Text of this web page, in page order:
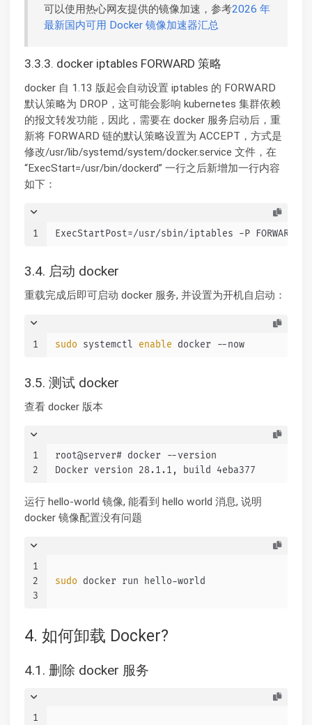
可以使用热心网友提供的镜像加速，参考2026 年
最新国内可用 Docker 镜像加速器汇总
3.3.3. docker iptables FORWARD 策略
docker 自 1.13 版起会自动设置 iptables 的 FORWARD
默认策略为 DROP，这可能会影响 kubernetes 集群依赖
的报文转发功能，因此，需要在 docker 服务启动后，重
新将 FORWARD 链的默认策略设置为 ACCEPT，方式是
修改/usr/lib/systemd/system/docker.service 文件，在
“ExecStart=/usr/bin/dockerd” 一行之后新增加一行内容
如下：
1 ExecStartPost=/usr/sbin/iptables -P FORWARD
3.4. 启动 docker
重载完成后即可启动 docker 服务, 并设置为开机自启动：
1 sudo systemctl enable docker --now
3.5. 测试 docker
查看 docker 版本
1
2
root@server# docker --version
Docker version 28.1.1, build 4eba377
运行 hello-world 镜像, 能看到 hello world 消息, 说明
docker 镜像配置没有问题
1
2
3
sudo docker run hello-world
4. 如何卸载 Docker?
4.1. 删除 docker 服务
1